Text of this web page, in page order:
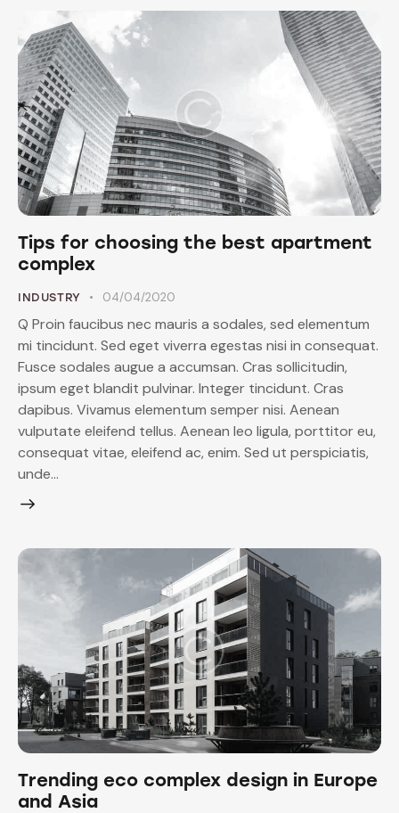
Tips for choosing the best apartment
complex
INDUSTRY 04/04/2020
Q Proin faucibus nec mauris a sodales, sed elementum
mi tincidunt. Sed eget viverra egestas nisi in consequat.
Fusce sodales augue a accumsan. Cras sollicitudin,
ipsum eget blandit pulvinar. Integer tincidunt. Cras
dapibus. Vivamus elementum semper nisi. Aenean
vulputate eleifend tellus. Aenean leo ligula, porttitor eu,
consequat vitae, eleifend ac, enim. Sed ut perspiciatis,
unde…
Trending eco complex design in Europe
and Asia